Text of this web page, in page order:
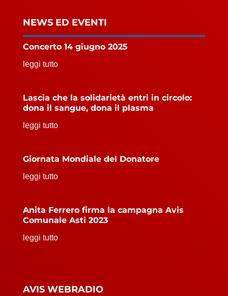
NEWS ED EVENTI
Concerto 14 giugno 2025
leggi tutto
Lascia che la solidarietà entri in circolo:
dona il sangue, dona il plasma
leggi tutto
Giornata Mondiale del Donatore
leggi tutto
Anita Ferrero firma la campagna Avis
Comunale Asti 2023
leggi tutto
AVIS WEBRADIO